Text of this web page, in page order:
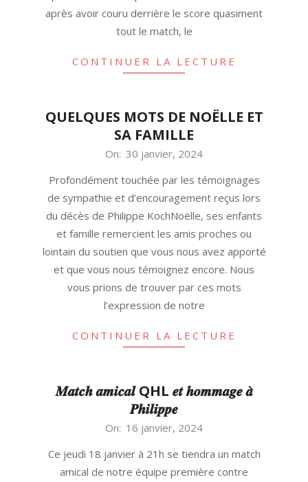
après avoir couru derrière le score quasiment
tout le match, le
CONTINUER LA LECTURE
QUELQUES MOTS DE NOËLLE ET
SA FAMILLE
30
On: 30 janvier, 2024
Profondément touchée par les témoignages
de sympathie et d’encouragement reçus lors
du décès de Philippe KochNoëlle, ses enfants
et famille remercient les amis proches ou
lointain du soutien que vous nous avez apporté
et que vous nous témoignez encore. Nous
vous prions de trouver par ces mots
l’expression de notre
CONTINUER LA LECTURE
𝑴𝒂𝒕𝒄𝒉 𝒂𝒎𝒊𝒄𝒂𝒍 QHL 𝒆𝒕 𝒉𝒐𝒎𝒎𝒂𝒈𝒆 𝒂̀
𝑷𝒉𝒊𝒍𝒊𝒑𝒑𝒆
16
On: 16 janvier, 2024
Ce jeudi 18 janvier à 21h se tiendra un match
amical de notre équipe première contre